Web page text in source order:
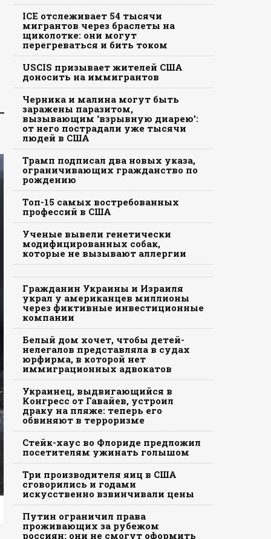
ICE отслеживает 54 тысячи
мигрантов через браслеты на
щиколотке: они могут
перегреваться и бить током
USCIS призывает жителей США
доносить на иммигрантов
Черника и малина могут быть
заражены паразитом,
вызывающим ‘взрывную диарею’:
от него пострадали уже тысячи
людей в США
Трамп подписал два новых указа,
ограничивающих гражданство по
рождению
Топ-15 самых востребованных
профессий в США
Ученые вывели генетически
модифицированных собак,
которые не вызывают аллергии
Гражданин Украины и Израиля
украл у американцев миллионы
через фиктивные инвестиционные
компании
Белый дом хочет, чтобы детей-
нелегалов представляла в судах
юрфирма, в которой нет
иммиграционных адвокатов
Украинец, выдвигающийся в
Конгресс от Гавайев, устроил
драку на пляже: теперь его
обвиняют в терроризме
Стейк-хаус во Флориде предложил
посетителям ужинать голышом
Три производителя яиц в США
сговорились и годами
искусственно взвинчивали цены
Путин ограничил права
проживающих за рубежом
россиян: они не смогут оформить